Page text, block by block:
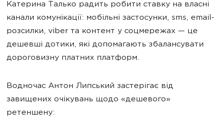
Катерина Талько радить робити ставку на власні
канали комунікації: мобільні застосунки, sms, email-
розсилки, viber та контент у соцмережах — це
дешевші дотики, які допомагають збалансувати
дороговизну платних платформ.
Водночас Антон Липський застерігає від
завищених очікувань щодо «дешевого»
ретеншену: